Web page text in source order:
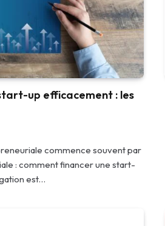
up efficacement : les
commence souvent par
: comment financer une start-
est…